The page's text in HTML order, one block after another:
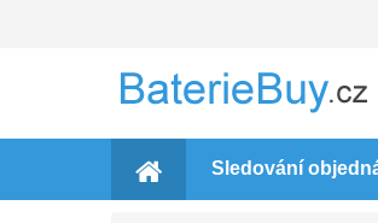
Sledování